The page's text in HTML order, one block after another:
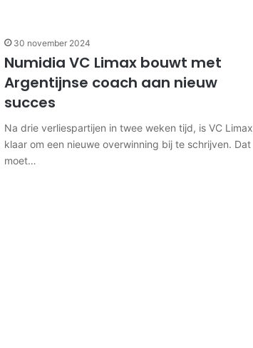
30 november 2024
Numidia VC Limax bouwt met
Argentijnse coach aan nieuw
succes
Na drie verliespartijen in twee weken tijd, is VC Limax
klaar om een nieuwe overwinning bij te schrijven. Dat
moet…